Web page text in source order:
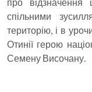
спільними
територію, і в
Отинії герою
Семену Височану.